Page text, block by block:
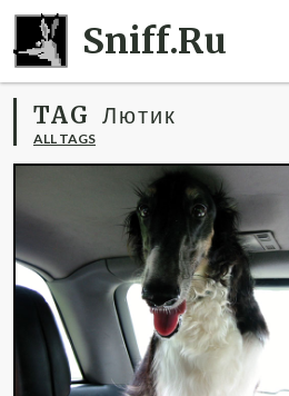
Sniff.Ru
TAG Лютик
ALL TAGS